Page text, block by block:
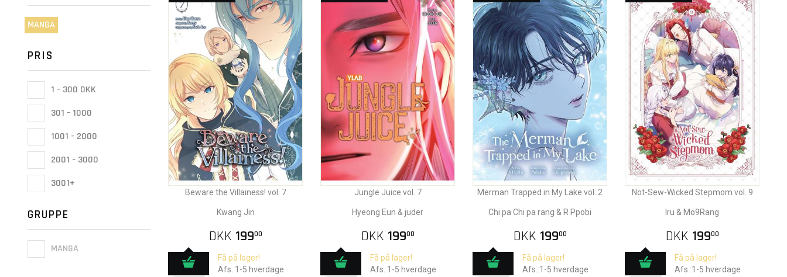
MANGA
PRIS
1 - 300 DKK
301 - 1000
1001 - 2000
2001 - 3000
3001+
GRUPPE
MANGA
Beware the Villainess! vol. 7
Kwang Jin
DKK 19900
Få på lager!
Afs.:1-5 hverdage
Jungle Juice vol. 7
Hyeong Eun & juder
DKK 19900
Få på lager!
Afs.:1-5 hverdage
Merman Trapped in My Lake vol. 2
Chi pa Chi pa rang & R Ppobi
DKK 19900
Få på lager!
Afs.:1-5 hverdage
Not-Sew-Wicked Stepmom vol. 9
Iru & Mo9Rang
DKK 19900
Få på lager!
Afs.:1-5 hverdage